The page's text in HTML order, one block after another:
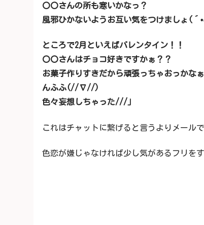
〇〇さんの所も寒いかなっ？
風邪ひかないようお互い気をつけましょ
ところで2月といえばバレンタイン！！
〇〇さんはチョコ好きですかぁ？？
お菓子作りすきだから頑張っちゃおっかな
んふふ(//∇//)
色々妄想しちゃった///」
これはチャットに繋げると言うよりメール
色恋が嫌じゃなければ少し気があるフリを